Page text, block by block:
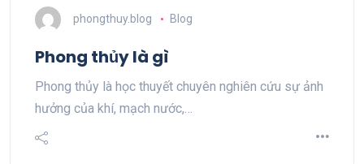
phongthuy.blog Blog
Phong thủy là gì
Phong thủy là học thuyết chuyên nghiên cứu sự ảnh
hưởng của khí, mạch nước,…